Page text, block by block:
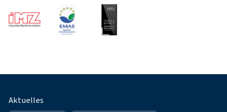
Fußnavigation
Aktuelles